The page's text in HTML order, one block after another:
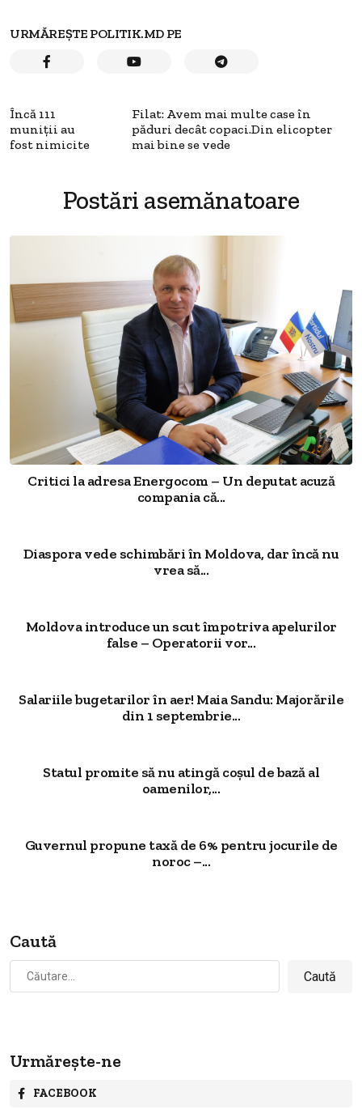
URMĂREȘTE POLITIK.MD PE
Încă 111
muniții au
fost nimicite
Filat: Avem mai multe case în
păduri decât copaci.Din elicopter
mai bine se vede
Postări asemănatoare
Critici la adresa Energocom – Un deputat acuză
compania că...
Diaspora vede schimbări în Moldova, dar încă nu
vrea să...
Moldova introduce un scut împotriva apelurilor
false – Operatorii vor...
Salariile bugetarilor în aer! Maia Sandu: Majorările
din 1 septembrie...
Statul promite să nu atingă coșul de bază al
oamenilor,...
Guvernul propune taxă de 6% pentru jocurile de
noroc –...
Caută
Caută
după:
Urmărește-ne
FACEBOOK